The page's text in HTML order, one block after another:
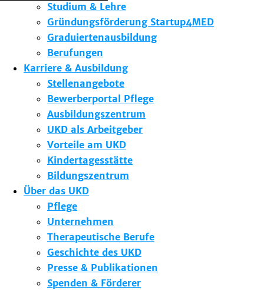
Studium & Lehre
Gründungsförderung Startup4MED
Graduiertenausbildung
Berufungen
Karriere & Ausbildung
Stellenangebote
Bewerberportal Pflege
Ausbildungszentrum
UKD als Arbeitgeber
Vorteile am UKD
Kindertagesstätte
Bildungszentrum
Über das UKD
Pflege
Unternehmen
Therapeutische Berufe
Geschichte des UKD
Presse & Publikationen
Spenden & Förderer